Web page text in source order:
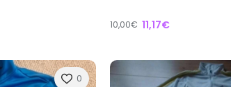
10,00€ 11,17€
0